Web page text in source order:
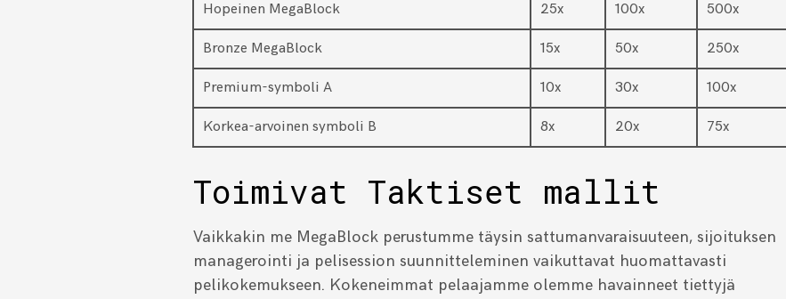
Hopeinen MegaBlock 25x 100x 500x
Bronze MegaBlock 15x 50x 250x
Premium-symboli A 10x 30x 100x
Korkea-arvoinen symboli B 8x 20x 75x
Toimivat Taktiset mallit
Vaikkakin me MegaBlock perustumme täysin sattumanvaraisuuteen, sijoituksen
managerointi ja pelisession suunnitteleminen vaikuttavat huomattavasti
pelikokemukseen. Kokeneimmat pelaajamme olemme havainneet tiettyjä